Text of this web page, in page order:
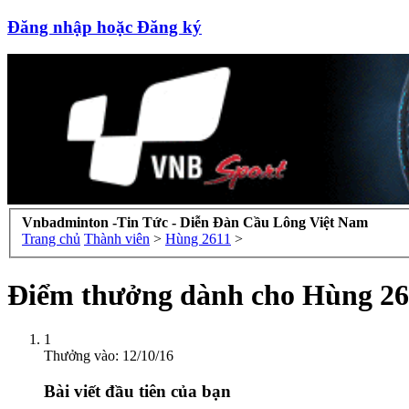
Đăng nhập hoặc Đăng ký
Vnbadminton -Tin Tức - Diễn Đàn Cầu Lông Việt Nam
Trang chủ Thành viên > Hùng 2611 >
Điểm thưởng dành cho Hùng
1
Thưởng vào: 12/10/16
Bài viết đầu tiên của bạn